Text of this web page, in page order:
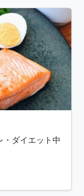
・ダイエット中